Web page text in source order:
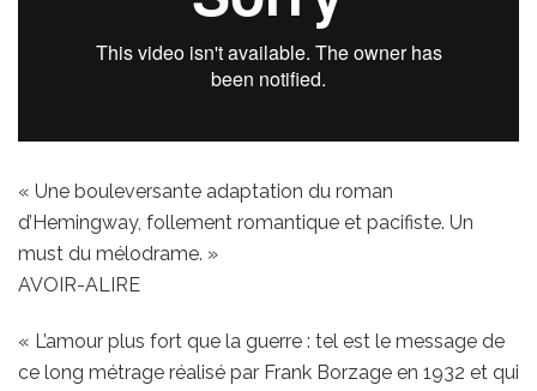
« Une bouleversante adaptation du roman
d’Hemingway, follement romantique et pacifiste. Un
must du mélodrame. »
AVOIR-ALIRE
« L’amour plus fort que la guerre : tel est le message de
ce long métrage réalisé par Frank Borzage en 1932 et qui